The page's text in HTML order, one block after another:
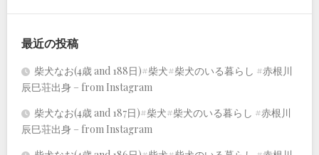
最近の投稿
柴犬なお(4歳 and 188日)#柴犬#柴犬のいる暮らし #赤根川
辰巳荘出身 – from Instagram
柴犬なお(4歳 and 187日)#柴犬#柴犬のいる暮らし #赤根川
辰巳荘出身 – from Instagram